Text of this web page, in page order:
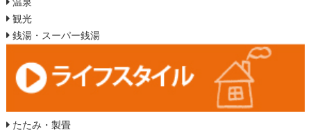
観光
銭湯・スーパー銭湯
たたみ・製畳